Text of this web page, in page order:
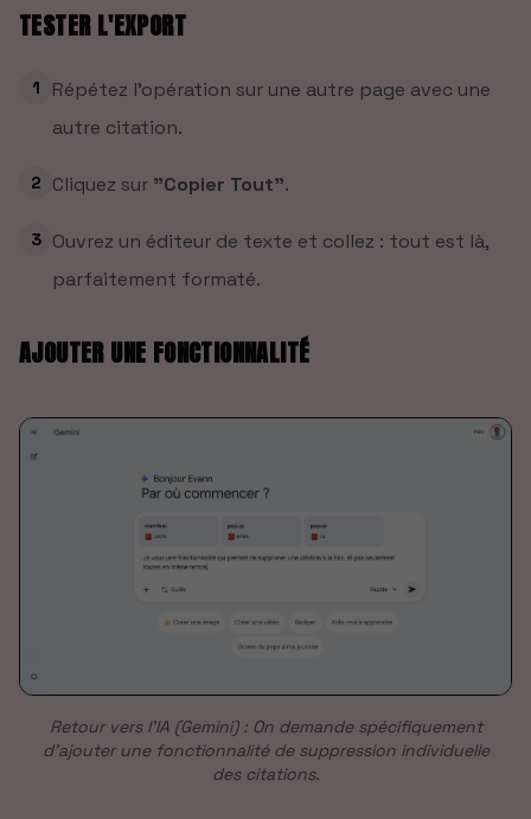
TESTER L'EXPORT
1
Répétez l'opération sur une autre page avec une
autre citation.
2 Cliquez sur "Copier Tout".
3 Ouvrez un éditeur de texte et collez : tout est là,
parfaitement formaté.
AJOUTER UNE FONCTIONNALITÉ
Retour vers l'IA (Gemini) : On demande spécifiquement
d'ajouter une fonctionnalité de suppression individuelle
des citations.